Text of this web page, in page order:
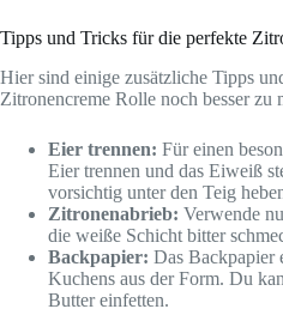
Tipps und Tricks für die perfekte
Hier sind einige zusätzliche Tipps
Zitronencreme Rolle noch besser zu
Eier trennen: Für einen
Eier trennen und das Eiweiß
vorsichtig unter den Teig
Zitronenabrieb: Verwende
die weiße Schicht bitter
Backpapier: Das Backpapier
Kuchens aus der Form. Du
Butter einfetten.